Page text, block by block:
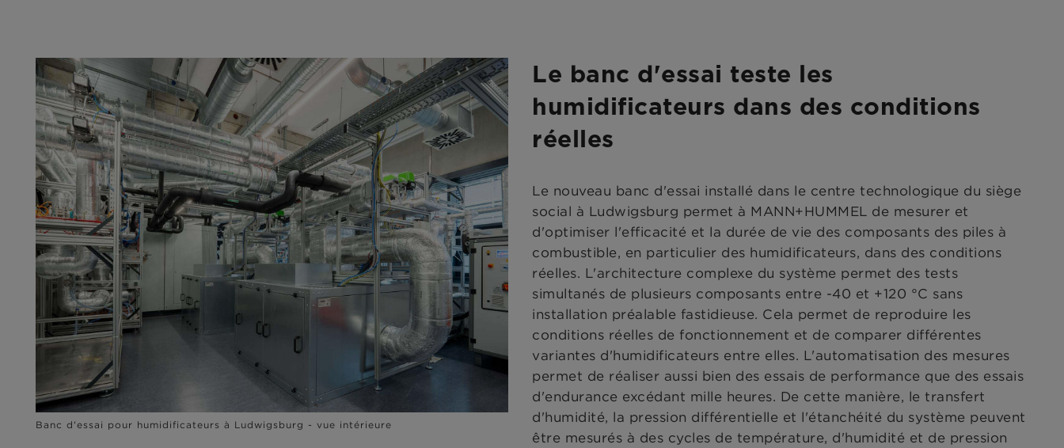
Banc d'essai pour humidificateurs à Ludwigsburg - vue intérieure
Le banc d'essai teste les
humidificateurs dans des conditions
réelles
Le nouveau banc d'essai installé dans le centre technologique du siège
social à Ludwigsburg permet à MANN+HUMMEL de mesurer et
d'optimiser l'efficacité et la durée de vie des composants des piles à
combustible, en particulier des humidificateurs, dans des conditions
réelles. L'architecture complexe du système permet des tests
simultanés de plusieurs composants entre -40 et +120 °C sans
installation préalable fastidieuse. Cela permet de reproduire les
conditions réelles de fonctionnement et de comparer différentes
variantes d'humidificateurs entre elles. L'automatisation des mesures
permet de réaliser aussi bien des essais de performance que des essais
d'endurance excédant mille heures. De cette manière, le transfert
d'humidité, la pression différentielle et l'étanchéité du système peuvent
être mesurés à des cycles de température, d'humidité et de pression